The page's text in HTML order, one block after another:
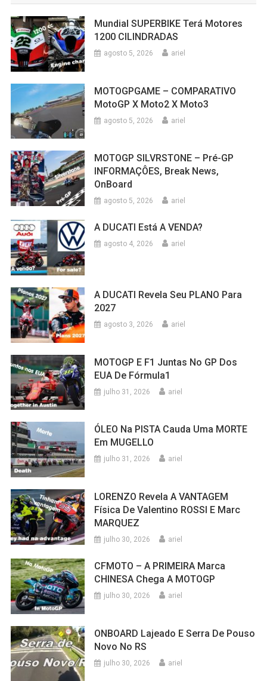
Mundial SUPERBIKE Terá Motores
1200 CILINDRADAS
agosto 5, 2026 ariel
MOTOGPGAME – COMPARATIVO
MotoGP X Moto2 X Moto3
agosto 5, 2026 ariel
MOTOGP SILVRSTONE – Pré-GP
INFORMAÇÔES, Break News,
OnBoard
agosto 5, 2026 ariel
A DUCATI Está A VENDA?
agosto 4, 2026 ariel
A DUCATI Revela Seu PLANO Para
2027
agosto 3, 2026 ariel
MOTOGP E F1 Juntas No GP Dos
EUA De Fórmula1
julho 31, 2026 ariel
ÓLEO Na PISTA Cauda Uma MORTE
Em MUGELLO
julho 31, 2026 ariel
LORENZO Revela A VANTAGEM
Física De Valentino ROSSI E Marc
MARQUEZ
julho 30, 2026 ariel
CFMOTO – A PRIMEIRA Marca
CHINESA Chega A MOTOGP
julho 30, 2026 ariel
ONBOARD Lajeado E Serra De Pouso
Novo No RS
julho 30, 2026 ariel